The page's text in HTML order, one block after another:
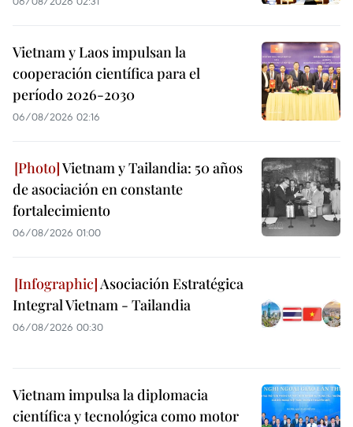
Vietnam y Laos impulsan la
cooperación científica para el
período 2026-2030
06/08/2026 02:16
Vietnam y Tailandia: 50 años
de asociación en constante
fortalecimiento
06/08/2026 01:00
Asociación Estratégica
Integral Vietnam - Tailandia
06/08/2026 00:30
Vietnam impulsa la diplomacia
científica y tecnológica como motor